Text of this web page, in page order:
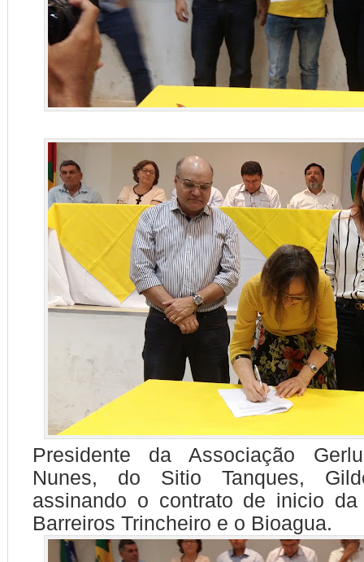
Presidente da Associação
Nunes, do Sitio Tanques,
assinando o contrato de inicio
Barreiros Trincheiro e o Bioagua.